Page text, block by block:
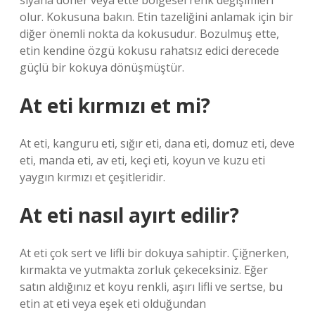
olur. Kokusuna bakın. Etin tazeliğini anlamak için bir
diğer önemli nokta da kokusudur. Bozulmuş ette,
etin kendine özgü kokusu rahatsız edici derecede
güçlü bir kokuya dönüşmüştür.
At eti kırmızı et mi?
At eti, kanguru eti, sığır eti, dana eti, domuz eti, deve
eti, manda eti, av eti, keçi eti, koyun ve kuzu eti
yaygın kırmızı et çeşitleridir.
At eti nasıl ayırt edilir?
At eti çok sert ve lifli bir dokuya sahiptir. Çiğnerken,
kırmakta ve yutmakta zorluk çekeceksiniz. Eğer
satın aldığınız et koyu renkli, aşırı lifli ve sertse, bu
etin at eti veya eşek eti olduğundan